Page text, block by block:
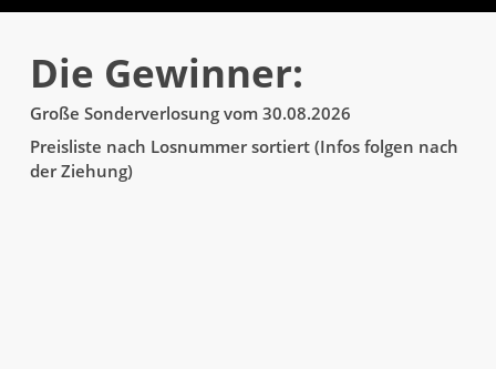
Die Gewinner:
Große Sonderverlosung vom 30.08.2026
Preisliste nach Losnummer sortiert (Infos folgen nach
der Ziehung)